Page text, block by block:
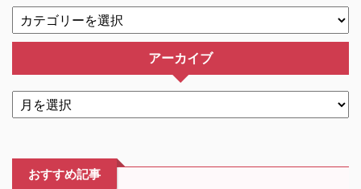
アーカイブ
おすすめ記事